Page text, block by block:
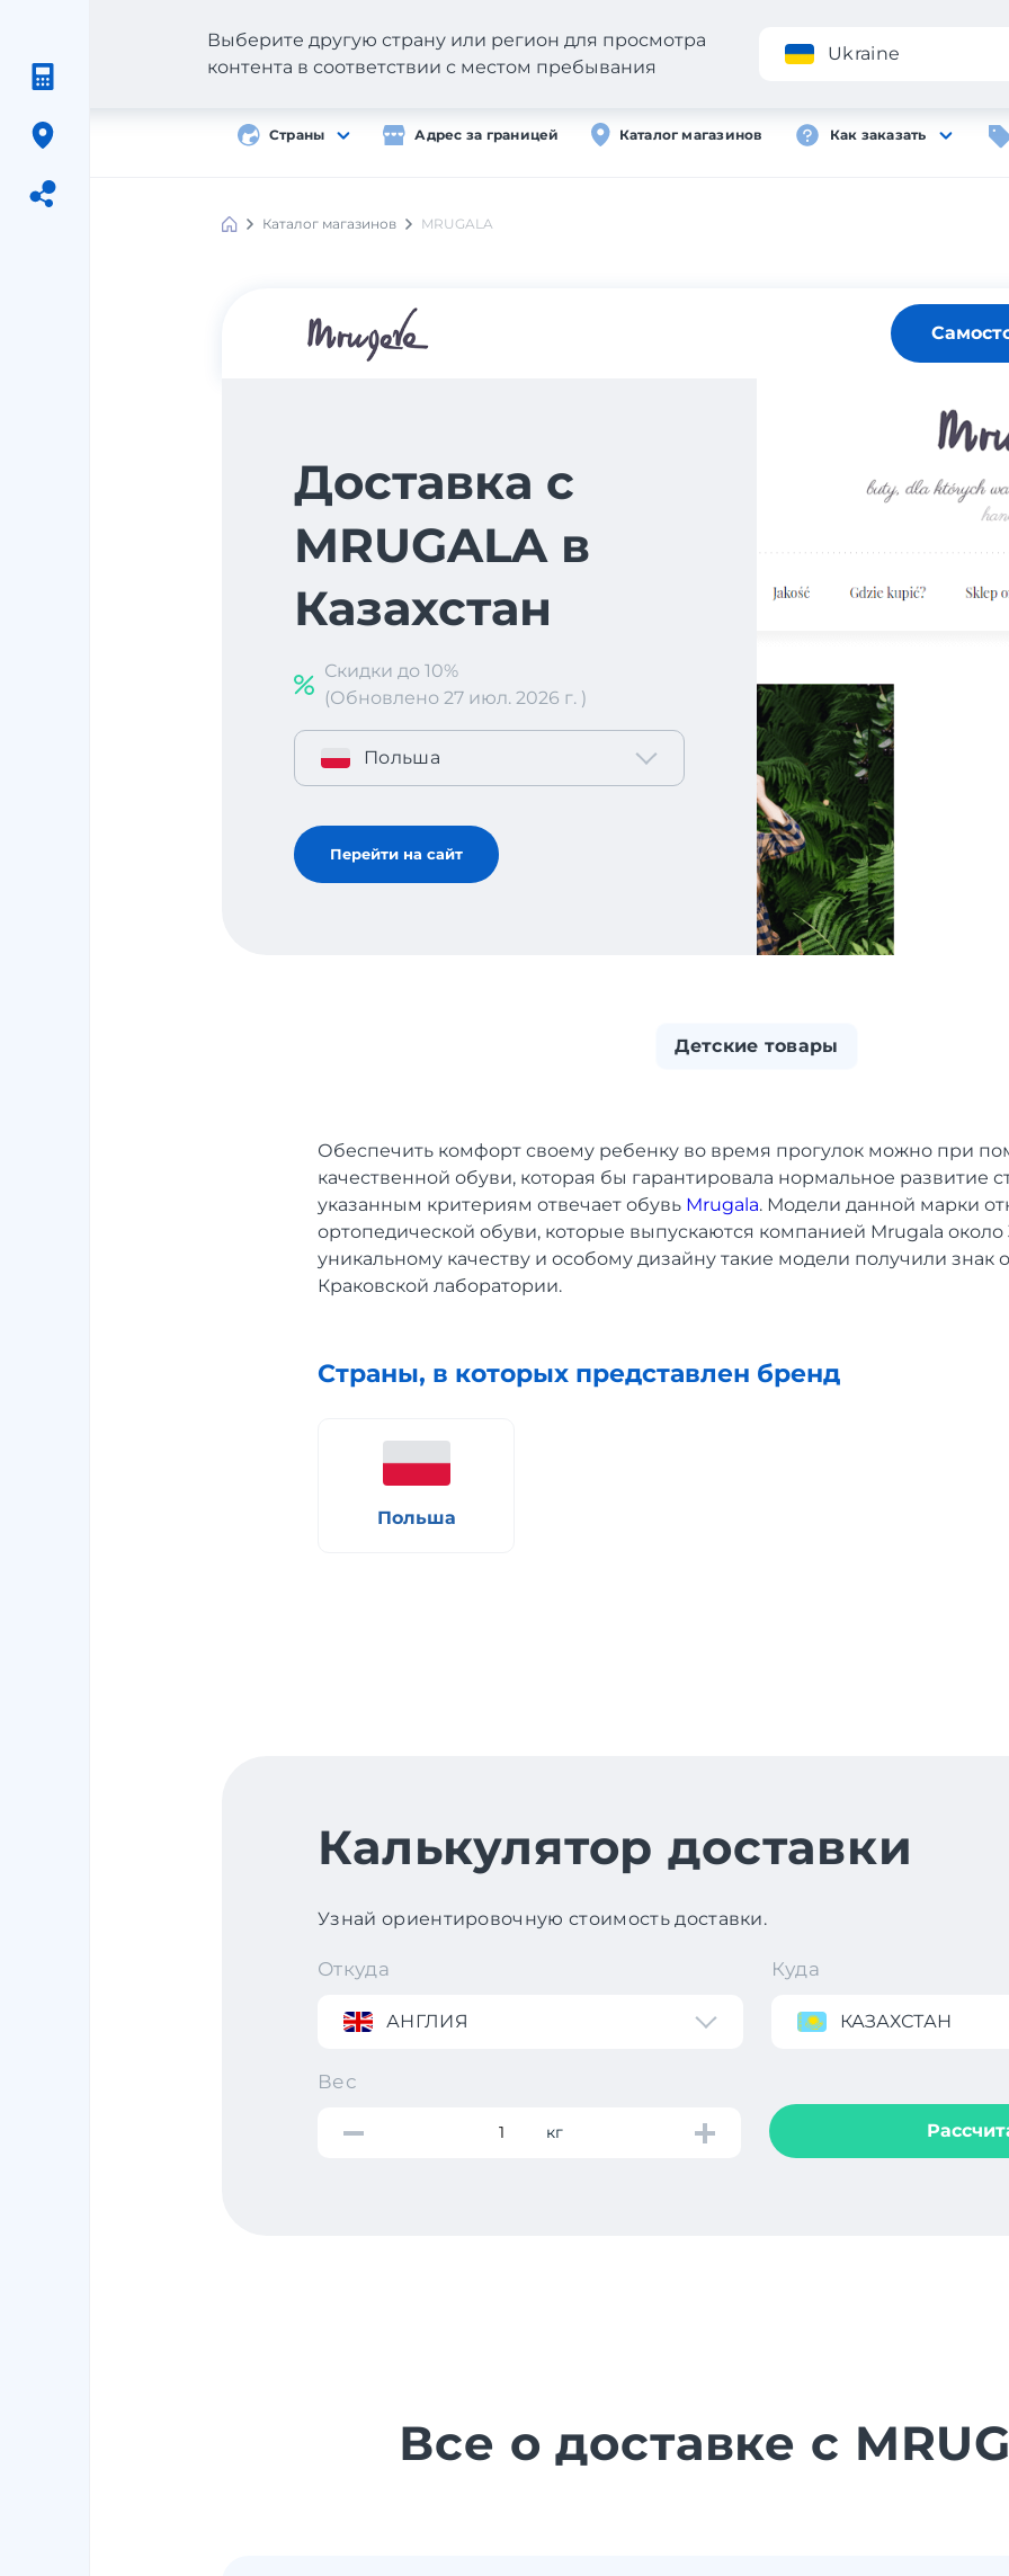
Страны Адрес за границей Каталог магазинов Как заказать
Выберите другую страну или регион для просмотра
контента в соответствии с местом пребывания
Ukraine
Meest
Каталог магазинов MRUGALA
Доставка с
MRUGALA в
Казахстан
Скидки до 10%
(Обновлено 27 июл. 2026 г. )
Польша
Перейти на сайт
Детские товары
Обеспечить комфорт своему ребенку во время прогулок можно при
качественной обуви, которая бы гарантировала нормальное развитие
указанным критериям отвечает обувь Mrugala. Модели данной марки
ортопедической обуви, которые выпускаются компанией Mrugala около
уникальному качеству и особому дизайну такие модели получили знак
Краковской лаборатории.
Страны, в которых представлен бренд
Польша
Калькулятор доставки
Узнай ориентировочную стоимость доставки.
Откуда
АНГЛИЯ
Куда
КАЗАХСТАН
Вес
кг
Все о доставке с